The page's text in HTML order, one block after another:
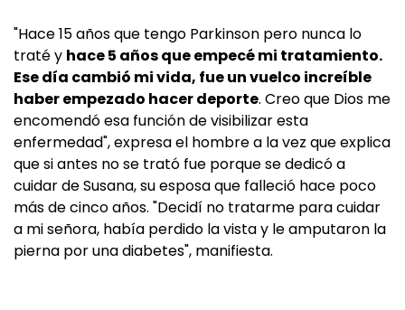
"Hace 15 años que tengo Parkinson pero nunca lo
traté y hace 5 años que empecé mi tratamiento.
Ese día cambió mi vida, fue un vuelco increíble
haber empezado hacer deporte. Creo que Dios me
encomendó esa función de visibilizar esta
enfermedad", expresa el hombre a la vez que explica
que si antes no se trató fue porque se dedicó a
cuidar de Susana, su esposa que falleció hace poco
más de cinco años. "Decidí no tratarme para cuidar
a mi señora, había perdido la vista y le amputaron la
pierna por una diabetes", manifiesta.